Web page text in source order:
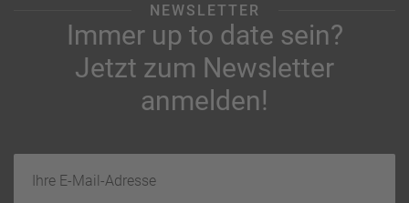
NEWSLETTER
Immer up to date sein?
Jetzt zum Newsletter
anmelden!